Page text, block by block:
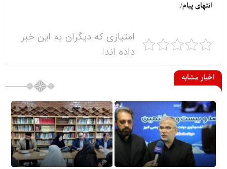
انتهای پیام/
امتیازی که دیگران به این خبر
داده اند!
اخبار مشابه